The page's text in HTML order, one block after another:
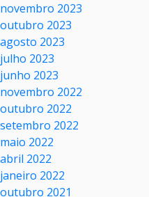
novembro 2023
outubro 2023
agosto 2023
julho 2023
junho 2023
novembro 2022
outubro 2022
setembro 2022
maio 2022
abril 2022
janeiro 2022
outubro 2021